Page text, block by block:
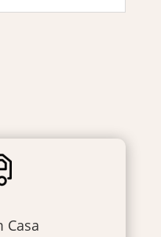
Casa